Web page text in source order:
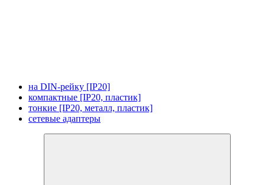
на DIN-рейку [IP20]
компактные [IP20, пластик]
тонкие [IP20, металл, пластик]
сетевые адаптеры